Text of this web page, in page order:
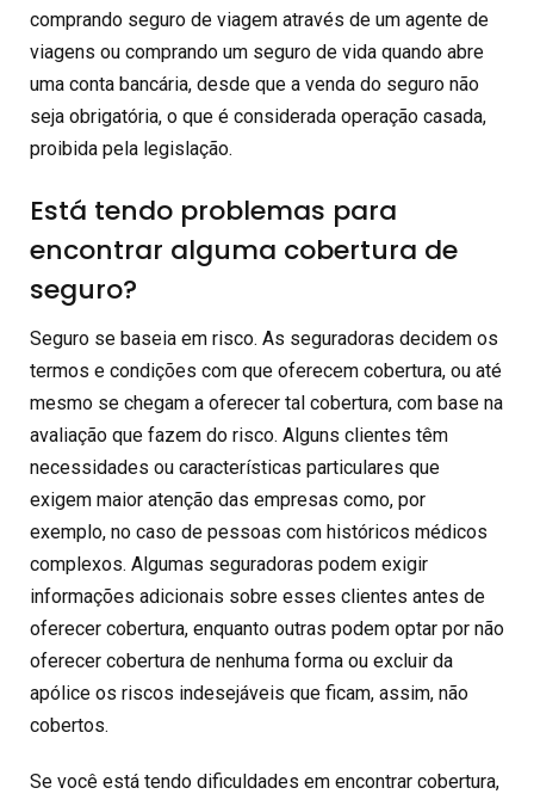
comprando seguro de viagem através de um agente de
viagens ou comprando um seguro de vida quando abre
uma conta bancária, desde que a venda do seguro não
seja obrigatória, o que é considerada operação casada,
proibida pela legislação.
Está tendo problemas para
encontrar alguma cobertura de
seguro?
Seguro se baseia em risco. As seguradoras decidem os
termos e condições com que oferecem cobertura, ou até
mesmo se chegam a oferecer tal cobertura, com base na
avaliação que fazem do risco. Alguns clientes têm
necessidades ou características particulares que
exigem maior atenção das empresas como, por
exemplo, no caso de pessoas com históricos médicos
complexos. Algumas seguradoras podem exigir
informações adicionais sobre esses clientes antes de
oferecer cobertura, enquanto outras podem optar por não
oferecer cobertura de nenhuma forma ou excluir da
apólice os riscos indesejáveis que ficam, assim, não
cobertos.
Se você está tendo dificuldades em encontrar cobertura,